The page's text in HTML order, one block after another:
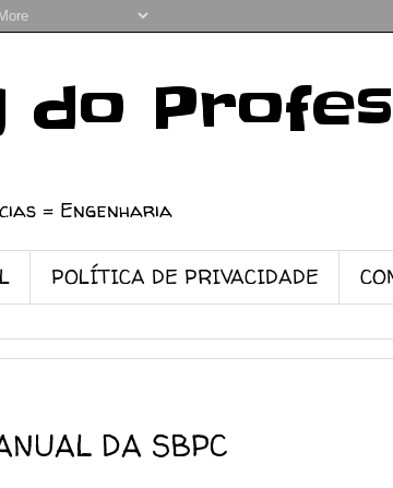
do
= Engenharia
POLÍTICA DE PRIVACIDADE
DA SBPC